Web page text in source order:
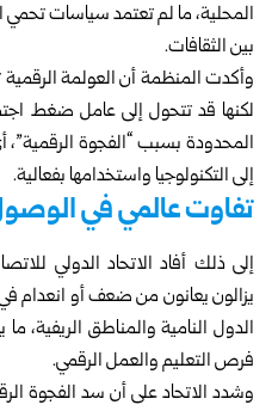
المحلية، ما لم تعتمد سياسات
بين الثقافات.
وأكدت المنظمة أن العولمة الرقمية
لكنها قد تتحول إلى عامل ضغط
المحدودة بسبب “الفجوة
إلى التكنولوجيا واستخدامها بفعالية.
تفاوت عالمي في الوصول
إلى ذلك أفاد الاتحاد الدولي
يزالون يعانون من ضعف أو انعدام
الدول النامية والمناطق الريفية،
فرص التعليم والعمل الرقمي.
وشدد الاتحاد على أن سد الفجوة